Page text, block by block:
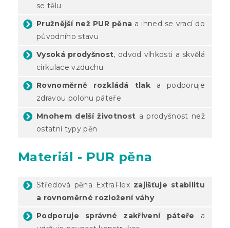
se tělu
Pružnější než PUR pěna a ihned se vrací do
původního stavu
Vysoká prodyšnost, odvod vlhkosti a skvělá
cirkulace vzduchu
Rovnoměrně rozkládá tlak a podporuje
zdravou polohu páteře
Mnohem delší životnost a prodyšnost než
ostatní typy pěn
Materiál - PUR pěna
Středová pěna ExtraFlex zajišťuje stabilitu
a rovnoměrné rozložení váhy
Podporuje správné zakřivení páteře a